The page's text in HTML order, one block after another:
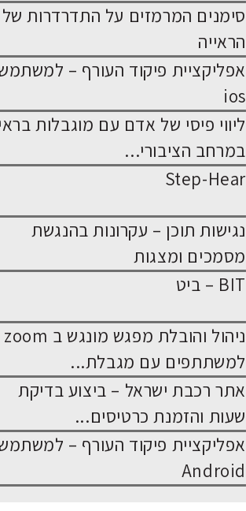
סימנים המרמזים על התדרדרות של
הראייה
אפליקציית פיקוד העורף –
ios
ליווי פיסי של אדם עם מוגבלות
במרחב הציבורי...
Step-Hear
נגישות תוכן – עקרונות בהנגשת
מסמכים ומצגות
BIT – ביט
ניהול והובלת מפגש מונגש ב zoom
למשתתפים עם מגבלת...
אתר רכבת ישראל – ביצוע בדיקת
שעות והזמנת כרטיסים...
אפליקציית פיקוד העורף –
Android